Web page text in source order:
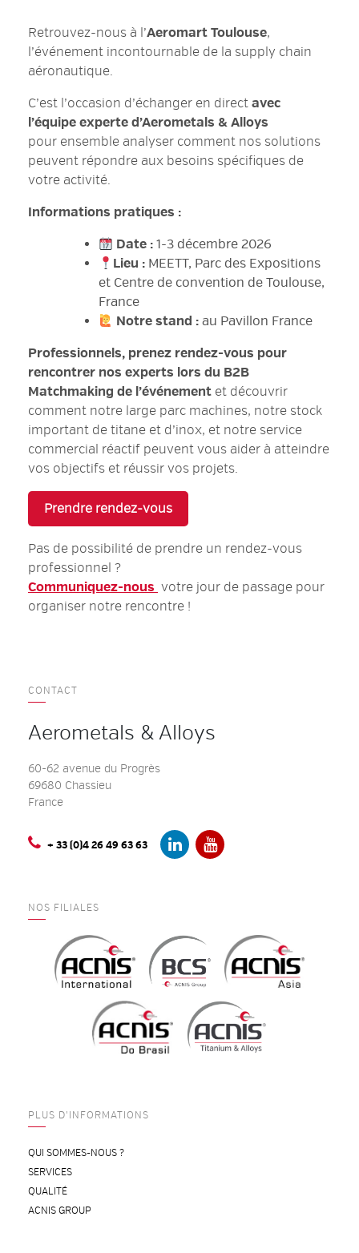
Retrouvez-nous à l’Aeromart Toulouse,
l’événement incontournable de la supply chain
aéronautique.
C’est l’occasion d’échanger en direct avec
l’équipe experte d’Aerometals & Alloys
pour ensemble analyser comment nos solutions
peuvent répondre aux besoins spécifiques de
votre activité.
Informations pratiques :
Date : 1-3 décembre 2026
Lieu : MEETT, Parc des Expositions
et Centre de convention de Toulouse,
France
Notre stand : au Pavillon France
Professionnels, prenez rendez-vous pour
rencontrer nos experts lors du B2B
Matchmaking de l’événement et découvrir
comment notre large parc machines, notre stock
important de titane et d’inox, et notre service
commercial réactif peuvent vous aider à atteindre
vos objectifs et réussir vos projets.
Prendre rendez-vous
Pas de possibilité de prendre un rendez-vous
professionnel ?
Communiquez-nous votre jour de passage pour
organiser notre rencontre !
CONTACT
Aerometals & Alloys
60-62 avenue du Progrès
69680 Chassieu
France
+ 33 (0)4 26 49 63 63
NOS FILIALES
PLUS D'INFORMATIONS
QUI SOMMES-NOUS ?
SERVICES
QUALITÉ
ACNIS GROUP